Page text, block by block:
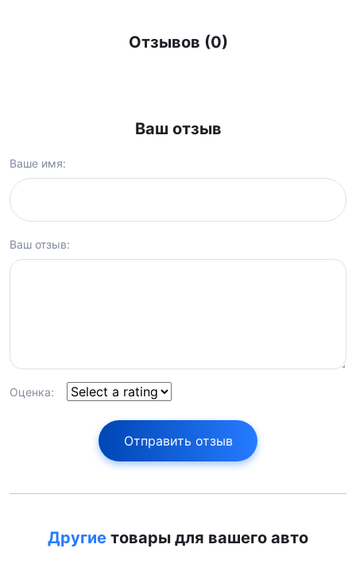
Отзывов (0)
Ваш отзыв
Ваше имя:
Ваш отзыв:
Оценка:
Отправить отзыв
Другие товары для вашего авто